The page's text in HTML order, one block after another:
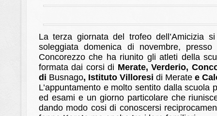
La terza giornata del trofeo dell’Amicizia
soleggiata domenica di novembre,
Concorezzo che ha riunito gli atleti della
formata dai corsi di Merate, Verderio,
di Busnago, Istituto Villoresi di Merate e
L’appuntamento e molto sentito dalla scuola
ed esami e un giorno particolare che
dando modo cosi di conoscersi